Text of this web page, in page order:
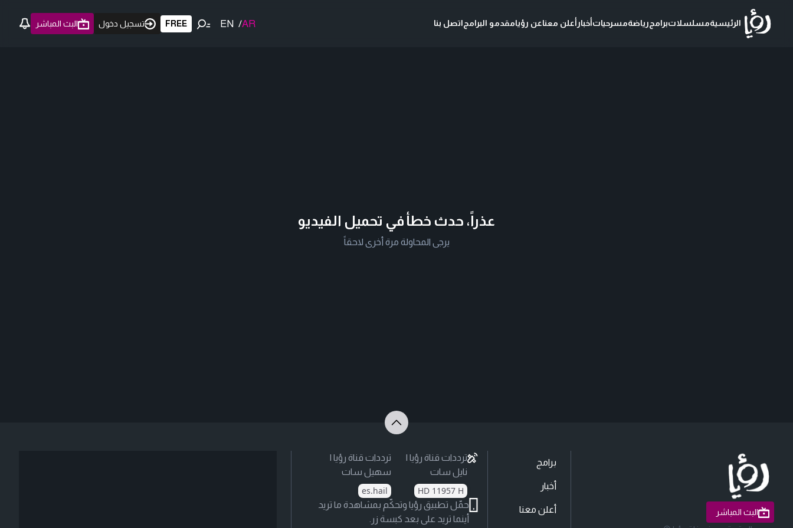
الرئيسيةمسلسلاتبرامجرياضةمسرحياتأخبارأعلن معناعن رؤيامقدمو البرامجاتصل بنا AR
/
EN
FREE تسجيل دخول البث المباشر
عذراً، حدث خطأ في تحميل الفيديو
يرجى المحاولة مرة أخرى لاحقاً
البث المباشر
برامج
أخبار
أعلن معنا
ترددات قناة رؤيا |
نايل سات
HD 11957 H
ترددات قناة رؤيا |
سهيل سات
es.hail
حمّل تطبيق رؤيا وتحكّم بمشاهدة ما تريد
أينما تريد على بعد كبسة زر.